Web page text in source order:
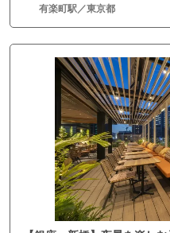
有楽町駅／東京都